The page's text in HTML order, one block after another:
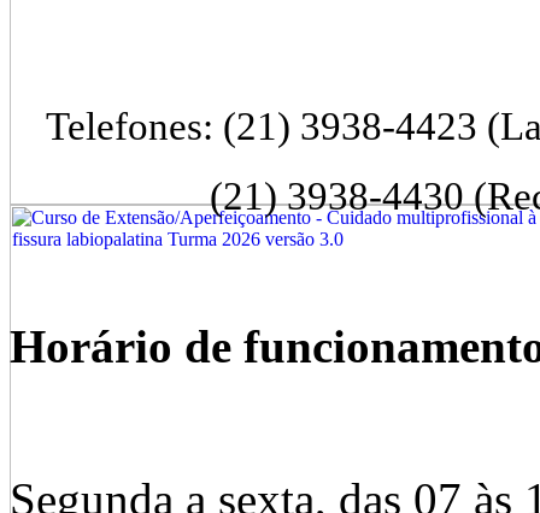
Telefones: (21) 3938-4423
(21) 3938-4430
Horário de
Segunda a sexta, das 07 às